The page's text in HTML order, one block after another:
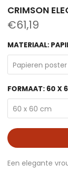
CRIMSON
€61,19
MATERIAAL:
Papieren poster
FORMAAT: 60 X
60 x 60 cm
Een elegante